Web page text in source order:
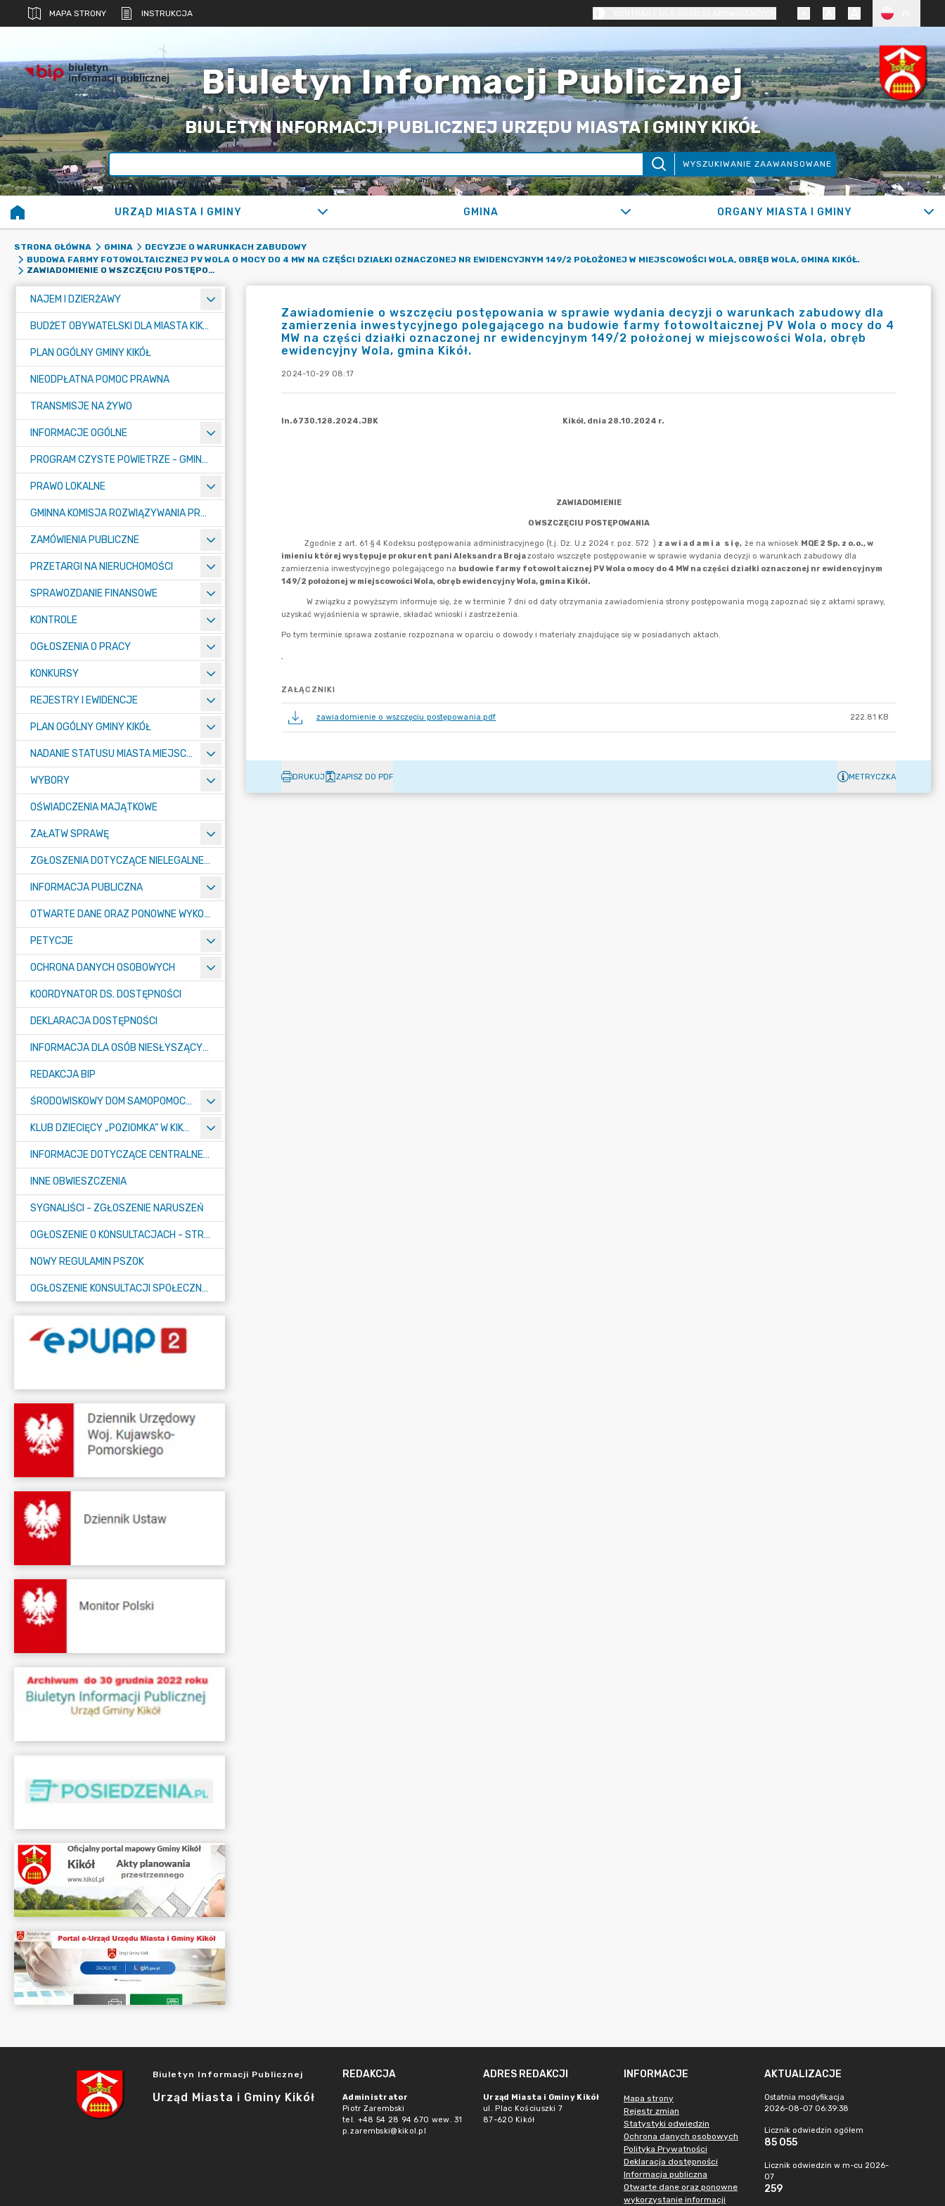
MAPA STRONY INSTRUKCJA
biuletyn
informacji publicznej Biuletyn Informacji Publicznej
BIULETYN INFORMACJI PUBLICZNEJ URZĘDU MIASTA I GMINY KIKÓŁ
WYSZUKIWANIE ZAAWANSOWANE
URZĄD MIASTA I GMINY GMINA ORGANY MIASTA I GMINY
STRONA GŁÓWNA GMINA
DECYZJE O WARUNKACH ZABUDOWY
BUDOWA FARMY FOTOWOLTAICZNEJ PV WOLA O MOCY DO 4 MW NA CZĘŚCI DZIAŁKI OZNACZONEJ NR EWIDENCYJNYM 149/2 POŁOŻONEJ W MIEJSCOWOŚCI WOLA, OBRĘB WOLA, GMINA KIKÓŁ.
ZAWIADOMIENIE O WSZCZĘCIU POSTĘPOWANIA W SPRAWIE WYDANIA DECYZJI O WARUNKACH ZABUDOWY DLA ZAMIERZENIA INWESTYCYJNEGO POLEGAJĄCEGO NA BUDOWIE FARMY FOTOWOLTAICZNEJ PV WOLA O MOCY DO 4 MW NA CZĘŚCI DZIAŁKI OZNACZONEJ NR EWIDENCYJNYM 149/2 POŁOŻONEJ W MIEJSCOWOŚCI WOLA, OBRĘB EWIDENCYJNY WOLA, GMINA KIKÓŁ.
NAJEM I DZIERŻAWY
BUDŻET OBYWATELSKI DLA MIASTA KIKÓŁ
PLAN OGÓLNY GMINY KIKÓŁ
NIEODPŁATNA POMOC PRAWNA
TRANSMISJE NA ŻYWO
INFORMACJE OGÓLNE
PROGRAM CZYSTE POWIETRZE - GMINA KIKÓŁ
PRAWO LOKALNE
GMINNA KOMISJA ROZWIĄZYWANIA PROBLEMÓW ALKOHOLOWYCH
ZAMÓWIENIA PUBLICZNE
PRZETARGI NA NIERUCHOMOŚCI
SPRAWOZDANIE FINANSOWE
KONTROLE
OGŁOSZENIA O PRACY
KONKURSY
REJESTRY I EWIDENCJE
PLAN OGÓLNY GMINY KIKÓŁ
NADANIE STATUSU MIASTA MIEJSCOWOŚCI KIKÓŁ
WYBORY
OŚWIADCZENIA MAJĄTKOWE
ZAŁATW SPRAWĘ
ZGŁOSZENIA DOTYCZĄCE NIELEGALNEGO SPALANIA ODPADÓW
INFORMACJA PUBLICZNA
OTWARTE DANE ORAZ PONOWNE WYKORZYSTANIE INFORMACJI SEKTORA PUBLICZNEGO
PETYCJE
OCHRONA DANYCH OSOBOWYCH
KOORDYNATOR DS. DOSTĘPNOŚCI
DEKLARACJA DOSTĘPNOŚCI
INFORMACJA DLA OSÓB NIESŁYSZĄCYCH
REDAKCJA BIP
ŚRODOWISKOWY DOM SAMOPOMOCY "KONICZYNKA" W SUMINIE
KLUB DZIECIĘCY „POZIOMKA” W KIKOLE
INFORMACJE DOTYCZĄCE CENTRALNEGO PORTU KOMUNIKACYJNEGO
INNE OBWIESZCZENIA
SYGNALIŚCI - ZGŁOSZENIE NARUSZEŃ
OGŁOSZENIE O KONSULTACJACH - STRATEGIA
NOWY REGULAMIN PSZOK
OGŁOSZENIE KONSULTACJI SPOŁECZNYCH
Zawiadomienie o wszczęciu postępowania w sprawie wydania decyzji o warunkach zabudowy dla
zamierzenia inwestycyjnego polegającego na budowie farmy fotowoltaicznej PV Wola o mocy do 4
MW na części działki oznaczonej nr ewidencyjnym 149/2 położonej w miejscowości Wola, obręb
ewidencyjny Wola, gmina Kikół.
2024-10-29 08:17
ZAŁĄCZNIKI
zawiadomienie o wszczęciu postępowania.pdf 222.81 KB
DRUKUJ ZAPISZ DO PDF METRYCZKA
Biuletyn Informacji Publicznej
Urząd Miasta i Gminy Kikół
REDAKCJA
Administrator
Piotr Zarembski
tel. +48 54 28 94 670 wew. 31
p.zarembski@kikol.pl
ADRES REDAKCJI
Urząd Miasta i Gminy Kikół
ul. Plac Kościuszki 7
87-620 Kikół
INFORMACJE
Mapa strony
Rejestr zmian
Statystyki odwiedzin
Ochrona danych osobowych
Polityka Prywatności
Deklaracja dostępności
Informacja publiczna
Otwarte dane oraz ponowne
wykorzystanie informacji
AKTUALIZACJE
Ostatnia modyfikacja
2026-08-07 06:39:38
Licznik odwiedzin ogółem
85 055
Licznik odwiedzin w m-cu 2026-
07
259